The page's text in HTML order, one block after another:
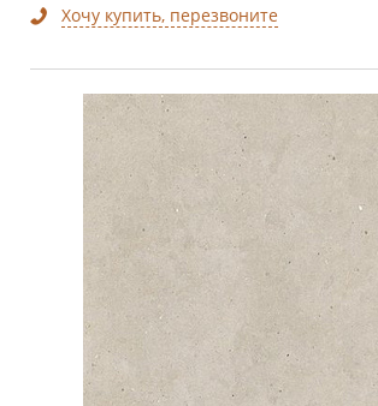
Хочу купить, перезвоните